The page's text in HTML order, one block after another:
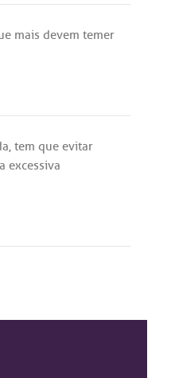
mais devem temer
, tem que evitar
a excessiva